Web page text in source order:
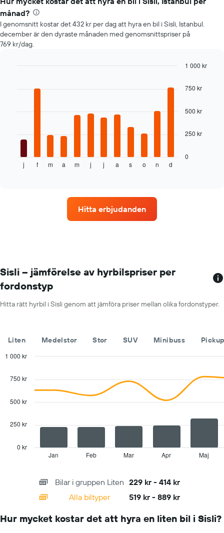
en
hyrbil
månad?
I genomsnitt kostar det 432 kr per dag att hyra en bil i Sisli, Istanbul.
december är den dyraste månaden med genomsnittspriser på
769 kr/dag.
tabell
genomsnittspriset
visar
månader
har
axel
visar
genomsnittliga
dagspriset
en
j f m a m j j a s o n d
0
250 kr
500 kr
750 kr
1 000 kr
Hitta erbjudanden
Sisli – jämförelse av hyrbilspriser per
fordonstyp
Hitta rätt hyrbil i Sisli genom att jämföra priser mellan olika fordonstyper.
Liten Medelstor Stor SUV Minibuss
with
data
series.
The
categories.
Jan Feb Mar Apr Maj
0 kr
250 kr
500 kr
750 kr
1 000 kr
Bilar i gruppen Liten 229 kr - 414 kr
Alla biltyper
519 kr - 889 kr
Hur mycket kostar det att hyra en liten bil i Sisli?